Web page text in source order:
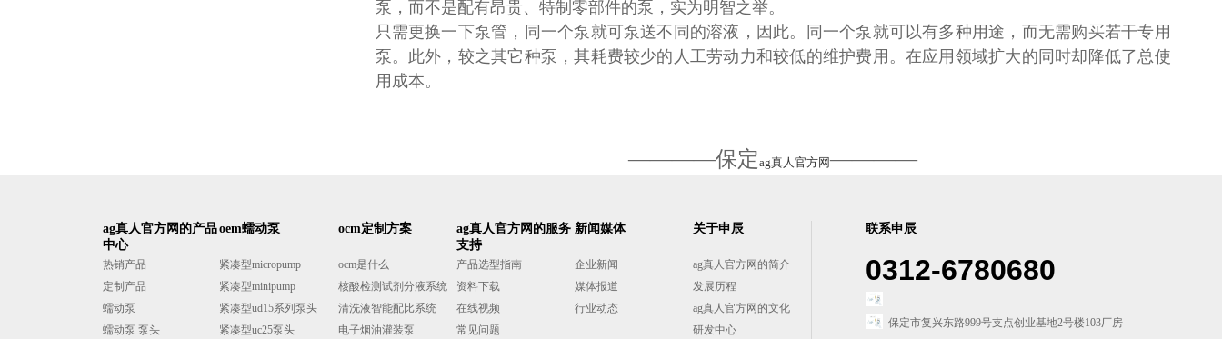
泵，而不是配有昂贵、特制零部件的泵，实为明智之举。
只需更换一下泵管，同一个泵就可泵送不同的溶液，因此。同一个泵就可以有多种用途，而无需购买若干专用
泵。此外，较之其它种泵，其耗费较少的人工劳动力和较低的维护费用。在应用领域扩大的同时却降低了总使
用成本。
————保定ag真人官方网————
ag真人官方网的产品
中心
oem蠕动泵 ocm定制方案
ag真人官方网的服务
支持
新闻媒体 关于申辰 联系申辰
热销产品
定制产品
蠕动泵
蠕动泵 泵头
紧凑型micropump
紧凑型minipump
紧凑型ud15系列泵头
紧凑型uc25泵头
ocm是什么
核酸检测试剂分液系统
清洗液智能配比系统
电子烟油灌装泵
产品选型指南
资料下载
在线视频
常见问题
企业新闻
媒体报道
行业动态
ag真人官方网的简介
发展历程
ag真人官方网的文化
研发中心
0312-6780680
保定市复兴东路999号支点创业基地2号楼103厂房